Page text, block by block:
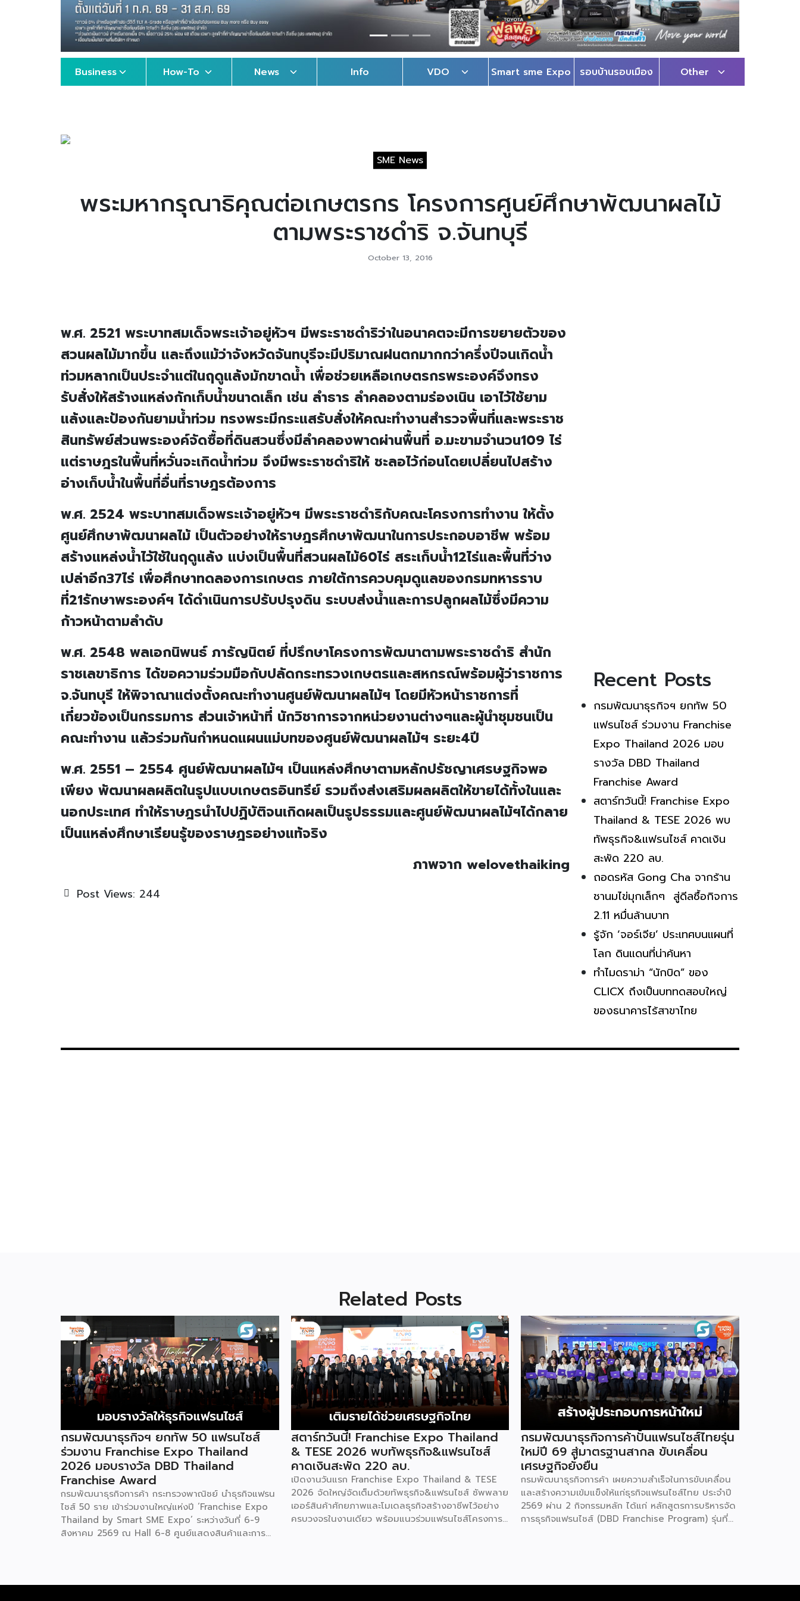
Business How-To News Info VDO Smart sme Expo รอบบ้านรอบเมือง Other
SME News
พระมหากรุณาธิคุณต่อเกษตรกร โครงการศูนย์ศึกษาพัฒนาผลไม้
ตามพระราชดำริ จ.จันทบุรี
October 13, 2016
พ.ศ. 2521 พระบาทสมเด็จพระเจ้าอยู่หัวฯ มีพระราชดำริว่าในอนาคตจะมีการขยายตัวของ
สวนผลไม้มากขึ้น และถึงแม้ว่าจังหวัดจันทบุรีจะมีปริมาณฝนตกมากกว่าครึ่งปีจนเกิดน้ำ
ท่วมหลากเป็นประจำแต่ในฤดูแล้งมักขาดน้ำ เพื่อช่วยเหลือเกษตรกรพระองค์จึงทรง
รับสั่งให้สร้างแหล่งกักเก็บน้ำขนาดเล็ก เช่น ลำธาร ลำคลองตามร่องเนิน เอาไว้ใช้ยาม
แล้งและป้องกันยามน้ำท่วม ทรงพระมีกระแสรับสั่งให้คณะทำงานสำรวจพื้นที่และพระราช
สินทรัพย์ส่วนพระองค์จัดซื้อที่ดินสวนซึ่งมีลำคลองพาดผ่านพื้นที่ อ.มะขามจำนวน109 ไร่
แต่ราษฎรในพื้นที่หวั่นจะเกิดน้ำท่วม จึงมีพระราชดำริให้ ชะลอไว้ก่อนโดยเปลี่ยนไปสร้าง
อ่างเก็บน้ำในพื้นที่อื่นที่ราษฎรต้องการ
พ.ศ. 2524 พระบาทสมเด็จพระเจ้าอยู่หัวฯ มีพระราชดำริกับคณะโครงการทำงาน ให้ตั้ง
ศูนย์ศึกษาพัฒนาผลไม้ เป็นตัวอย่างให้ราษฎรศึกษาพัฒนาในการประกอบอาชีพ พร้อม
สร้างแหล่งน้ำไว้ใช้ในฤดูแล้ง แบ่งเป็นพื้นที่สวนผลไม้60ไร่ สระเก็บน้ำ12ไร่และพื้นที่ว่าง
เปล่าอีก37ไร่ เพื่อศึกษาทดลองการเกษตร ภายใต้การควบคุมดูแลของกรมทหารราบ
ที่21รักษาพระองค์ฯ ได้ดำเนินการปรับปรุงดิน ระบบส่งน้ำและการปลูกผลไม้ซึ่งมีความ
ก้าวหน้าตามลำดับ
พ.ศ. 2548 พลเอกนิพนธ์ ภารัญนิตย์ ที่ปรึกษาโครงการพัฒนาตามพระราชดำริ สำนัก
ราชเลขาธิการ ได้ขอความร่วมมือกับปลัดกระทรวงเกษตรและสหกรณ์พร้อมผู้ว่าราชการ
จ.จันทบุรี ให้พิจาณาแต่งตั้งคณะทำงานศูนย์พัฒนาผลไม้ฯ โดยมีหัวหน้าราชการที่
เกี่ยวข้องเป็นกรรมการ ส่วนเจ้าหน้าที่ นักวิชาการจากหน่วยงานต่างๆและผู้นำชุมชนเป็น
คณะทำงาน แล้วร่วมกันกำหนดแผนแม่บทของศูนย์พัฒนาผลไม้ฯ ระยะ4ปี
พ.ศ. 2551 – 2554 ศูนย์พัฒนาผลไม้ฯ เป็นแหล่งศึกษาตามหลักปรัชญาเศรษฐกิจพอ
เพียง พัฒนาผลผลิตในรูปแบบเกษตรอินทรีย์ รวมถึงส่งเสริมผลผลิตให้ขายได้ทั้งในและ
นอกประเทศ ทำให้ราษฎรนำไปปฏิบัติจนเกิดผลเป็นรูปธรรมและศูนย์พัฒนาผลไม้ฯได้กลาย
เป็นแหล่งศึกษาเรียนรู้ของราษฎรอย่างแท้จริง
ภาพจาก welovethaiking
Post Views: 244
Recent Posts
กรมพัฒนาธุรกิจฯ ยกทัพ 50
แฟรนไชส์ ร่วมงาน Franchise
Expo Thailand 2026 มอบ
รางวัล DBD Thailand
Franchise Award
สตาร์ทวันนี้! Franchise Expo
Thailand & TESE 2026 พบ
ทัพธุรกิจ&แฟรนไชส์ คาดเงิน
สะพัด 220 ลบ.
ถอดรหัส Gong Cha จากร้าน
ชานมไข่มุกเล็กๆ สู่ดีลซื้อกิจการ
2.11 หมื่นล้านบาท
รู้จัก ‘จอร์เจีย’ ประเทศบนแผนที่
โลก ดินแดนที่น่าค้นหา
ทำไมดราม่า “นักบิด” ของ
CLICX ถึงเป็นบททดสอบใหญ่
ของธนาคารไร้สาขาไทย
Related Posts
กรมพัฒนาธุรกิจฯ ยกทัพ 50 แฟรนไชส์
ร่วมงาน Franchise Expo Thailand
2026 มอบรางวัล DBD Thailand
Franchise Award
กรมพัฒนาธุรกิจการค้า กระทรวงพาณิชย์ นำธุรกิจแฟรน
ไชส์ 50 ราย เข้าร่วมงานใหญ่แห่งปี ‘Franchise Expo
Thailand by Smart SME Expo’ ระหว่างวันที่ 6-9
สิงหาคม 2569 ณ Hall 6-8 ศูนย์แสดงสินค้าและการ
รมฯ นายพูนพงษ์ นัยนาภากรณ์ อธิบดีกรมพัฒนา
สตาร์ทวันนี้! Franchise Expo Thailand
& TESE 2026 พบทัพธุรกิจ&แฟรนไชส์
คาดเงินสะพัด 220 ลบ.
เปิดงานวันแรก Franchise Expo Thailand & TESE
2026 จัดใหญ่จัดเต็มด้วยทัพธุรกิจ&แฟรนไชส์ ซัพพลาย
เออร์สินค้าศักยภาพและโมเดลธุรกิจสร้างอาชีพไว้อย่าง
ครบวงจรในงานเดียว พร้อมแนวร่วมแฟรนไชส์โครงการ
ในงานด้วยสินเชื่อ และทำเลทองทั่วประเทศ พร้อมเสวนา
กรมพัฒนาธุรกิจการค้าปั้นแฟรนไชส์ไทยรุ่น
ใหม่ปี 69 สู่มาตรฐานสากล ขับเคลื่อน
เศรษฐกิจยั่งยืน
กรมพัฒนาธุรกิจการค้า เผยความสำเร็จในการขับเคลื่อน
และสร้างความเข้มแข็งให้แก่ธุรกิจแฟรนไชส์ไทย ประจำปี
2569 ผ่าน 2 กิจกรรมหลัก ได้แก่ หลักสูตรการบริหารจัด
การธุรกิจแฟรนไชส์ (DBD Franchise Program) รุ่นที่
และความน่าเชื่อถือในตลาดโลก นายพูนพงษ์ นัยนาภา